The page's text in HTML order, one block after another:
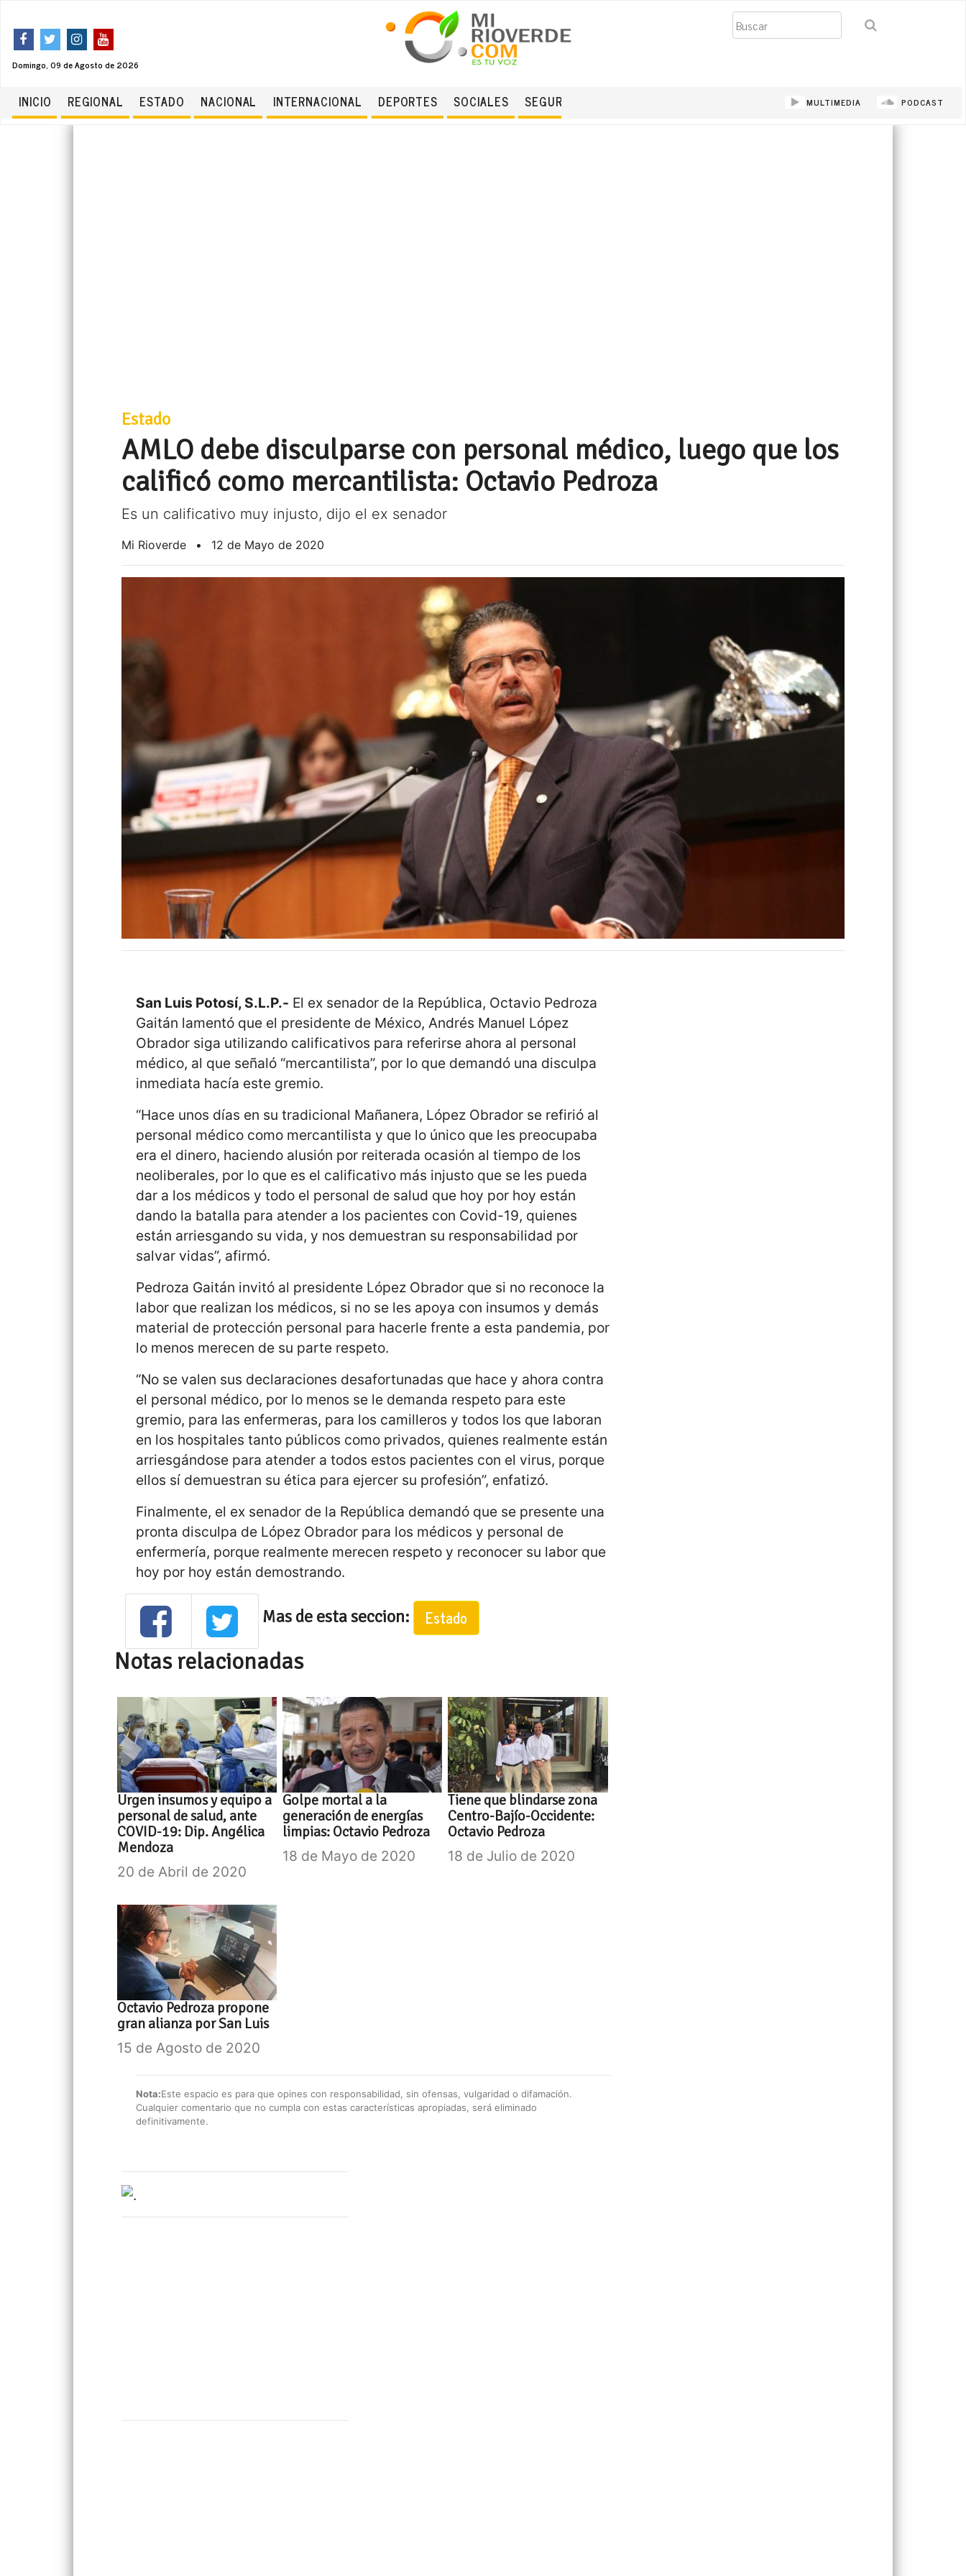
Domingo, 09 de Agosto de 2026
Buscar
INICIO REGIONAL ESTADO NACIONAL INTERNACIONAL DEPORTES SOCIALES SEGURIDAD MULTIMEDIA PODCAST
Estado
AMLO debe disculparse con personal médico, luego que los
calificó como mercantilista: Octavio Pedroza
Es un calificativo muy injusto, dijo el ex senador
Mi Rioverde • 12 de Mayo de 2020
San Luis Potosí, S.L.P.- El ex senador de la República, Octavio Pedroza
Gaitán lamentó que el presidente de México, Andrés Manuel López
Obrador siga utilizando calificativos para referirse ahora al personal
médico, al que señaló “mercantilista”, por lo que demandó una disculpa
inmediata hacía este gremio.
“Hace unos días en su tradicional Mañanera, López Obrador se refirió al
personal médico como mercantilista y que lo único que les preocupaba
era el dinero, haciendo alusión por reiterada ocasión al tiempo de los
neoliberales, por lo que es el calificativo más injusto que se les pueda
dar a los médicos y todo el personal de salud que hoy por hoy están
dando la batalla para atender a los pacientes con Covid-19, quienes
están arriesgando su vida, y nos demuestran su responsabilidad por
salvar vidas”, afirmó.
Pedroza Gaitán invitó al presidente López Obrador que si no reconoce la
labor que realizan los médicos, si no se les apoya con insumos y demás
material de protección personal para hacerle frente a esta pandemia, por
lo menos merecen de su parte respeto.
“No se valen sus declaraciones desafortunadas que hace y ahora contra
el personal médico, por lo menos se le demanda respeto para este
gremio, para las enfermeras, para los camilleros y todos los que laboran
en los hospitales tanto públicos como privados, quienes realmente están
arriesgándose para atender a todos estos pacientes con el virus, porque
ellos sí demuestran su ética para ejercer su profesión”, enfatizó.
Finalmente, el ex senador de la República demandó que se presente una
pronta disculpa de López Obrador para los médicos y personal de
enfermería, porque realmente merecen respeto y reconocer su labor que
hoy por hoy están demostrando.
Mas de esta seccion: Estado
Notas relacionadas
Urgen insumos y equipo a
personal de salud, ante
COVID-19: Dip. Angélica
Mendoza
20 de Abril de 2020
Golpe mortal a la
generación de energías
limpias: Octavio Pedroza
18 de Mayo de 2020
Tiene que blindarse zona
Centro-Bajío-Occidente:
Octavio Pedroza
18 de Julio de 2020
Octavio Pedroza propone
gran alianza por San Luis
15 de Agosto de 2020
Nota:Este espacio es para que opines con responsabilidad, sin ofensas, vulgaridad o difamación.
Cualquier comentario que no cumpla con estas características apropiadas, será eliminado
definitivamente.